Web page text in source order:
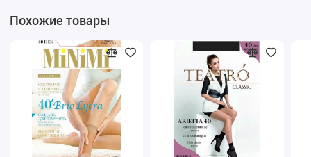
Похожие товары